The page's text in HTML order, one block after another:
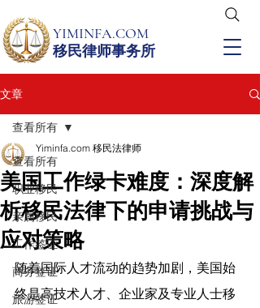
YIMINFA.COM
移民律师事务所
文章
查看所有
职业移民
亲属移民
工作签证
商务签证
旅游签证
查看所有
美国工作绿卡难度：深度解
析移民法律下的申请挑战与
应对策略
Yiminfa.com 移民法律师
随着国际人才流动的趋势加剧，美国始
终是高技术人才、企业家及专业人士移